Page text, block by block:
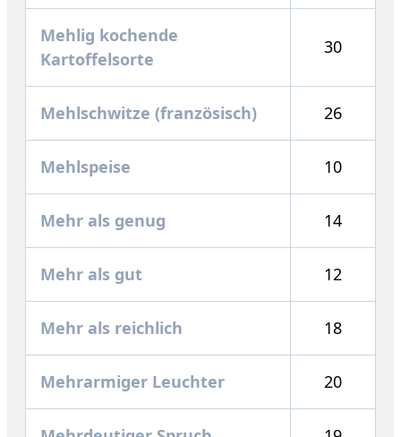
Mehlig kochende
Kartoffelsorte
30
Mehlschwitze (französisch) 26
Mehlspeise 10
Mehr als genug 14
Mehr als gut 12
Mehr als reichlich 18
Mehrarmiger Leuchter 20